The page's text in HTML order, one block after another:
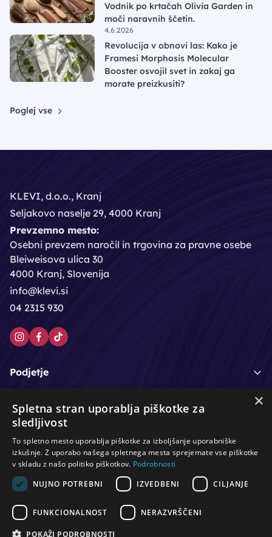
Vodnik po krtačah Olivia Garden in
moči naravnih ščetin.
4.6.2026
Revolucija v obnovi las: Kako je
Framesi Morphosis Molecular
Booster osvojil svet in zakaj ga
morate preizkusiti?
Poglej vse
KLEVI, d.o.o., Kranj
Seljakovo naselje 29, 4000 Kranj
Prevzemno mesto:
Osebni prevzem naročil in trgovina za pravne osebe
Bleiweisova ulica 30
4000 Kranj, Slovenija
info@klevi.si
04 2315 930
Podjetje
Moj račun
Podpora strankam
Lasje & nega las / Roke & nohti / Orodje - kozmetično /
Oprema za salone / Čistoča & zaščita / Ostalo
×
Spletna stran uporablja piškotke za
sledljivost
To spletno mesto uporablja piškotke za izboljšanje uporabniške
izkušnje. Z uporabo našega spletnega mesta sprejemate vse piškotke
v skladu z našo politiko piškotkov. Podrobnosti
NUJNO POTREBNI
IZVEDBENI CILJANJE
FUNKCIONALNOST NERAZVRŠČENI
POKAŽI PODROBNOSTI